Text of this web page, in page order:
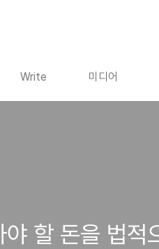
Write 미디어
할 돈을 법적